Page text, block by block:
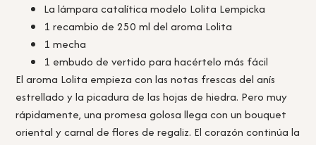
La lámpara catalítica modelo Lolita Lempicka
1 recambio de 250 ml del aroma Lolita
1 mecha
1 embudo de vertido para hacértelo más fácil
El aroma Lolita empieza con las notas frescas del anís
estrellado y la picadura de las hojas de hiedra. Pero muy
rápidamente, una promesa golosa llega con un bouquet
oriental y carnal de flores de regaliz. El corazón continúa la